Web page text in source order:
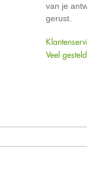
van je
gerust.
Veel